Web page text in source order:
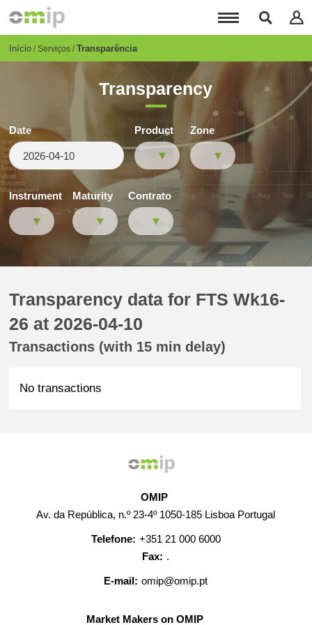
para
conteúdo
Breadcrumb
Início Serviços Transparência
Transparency
Date Product Zone
Instrument Maturity Contrato
Transparency data for FTS Wk16-
26 at 2026-04-10
Transactions (with 15 min delay)
No transactions
OMIP
Av. da República, n.º 23-4º 1050-185 Lisboa Portugal
Telefone: +351 21 000 6000
Fax: .
E-mail: omip@omip.pt
Market Makers on OMIP